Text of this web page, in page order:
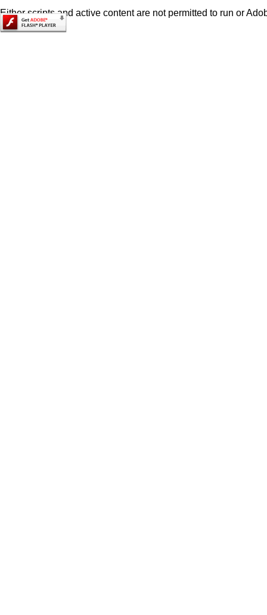
Either scripts and active content are not permitted to run or